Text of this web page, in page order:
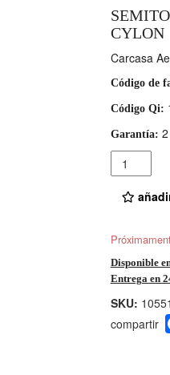
CYLON
Carcasa
Código de
Código Qi:
Garantía:
Cantidad
Disponible
Entrega en
SKU: